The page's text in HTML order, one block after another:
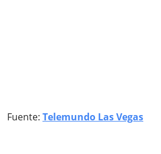
Fuente: Telemundo Las Vegas